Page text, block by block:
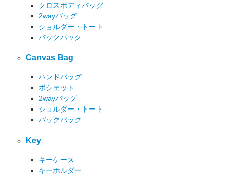
クロスボディバッグ
2wayバッグ
ショルダー・トート
バックパック
Canvas Bag
ハンドバッグ
ポシェット
2wayバッグ
ショルダー・トート
バックパック
Key
キーケース
キーホルダー